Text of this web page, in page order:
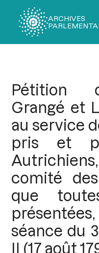
ARCHIVES
Pétition
Grangé et
au service
pris et
comité
que
séance du
II (17 août